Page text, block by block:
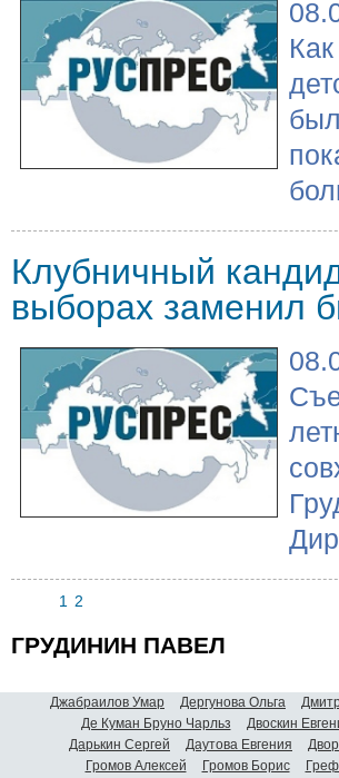
Клубничный
выборах заменил
1 2
ГРУДИНИН ПАВЕЛ
Джабраилов Умар Дергунова Ольга
Де Куман Бруно Чарльз
Двоскин
Дарькин Сергей
Даутова Евгения
Громов Алексей
Громов Борис